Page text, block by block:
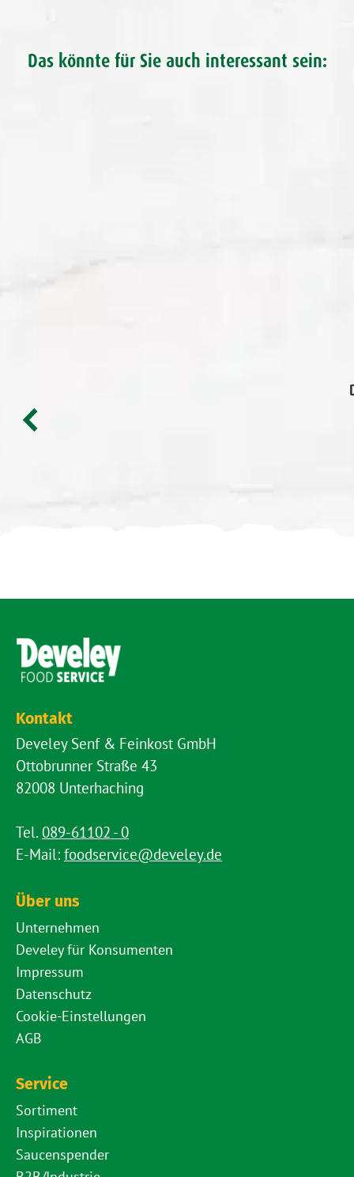
Das könnte für Sie auch interessant sein:
Kontakt
Develey Senf & Feinkost GmbH
Ottobrunner Straße 43
82008 Unterhaching
Tel. 089-61102 - 0
E-Mail: foodservice@develey.de
Über uns
Unternehmen
Develey für Konsumenten
Impressum
Datenschutz
Cookie-Einstellungen
AGB
Service
Sortiment
Inspirationen
Saucenspender